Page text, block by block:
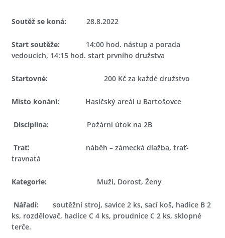
Soutěž se koná: 28.8.2022
Start soutěže: 14:00 hod. nástup a porada
vedoucích, 14:15 hod. start prvního družstva
Startovné: 200 Kč za každé družstvo
Místo konání: Hasičský areál u Bartošovce
Disciplína: Požární útok na 2B
Trať: náběh – zámecká dlažba, trať-
travnatá
Kategorie: Muži, Dorost, Ženy
Nářadí:
soutěžní stroj, savice 2 ks, sací koš, hadice B 2
ks, rozdělovač, hadice C 4 ks, proudnice C 2 ks, sklopné
terče.